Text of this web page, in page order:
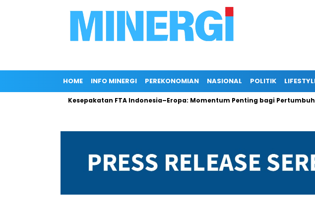
HOME INFO MINERGI PEREKONOMIAN NASIONAL POLITIK
Kesepakatan FTA Indonesia–Eropa: Momentum Penting bagi Pertumbuhan dan